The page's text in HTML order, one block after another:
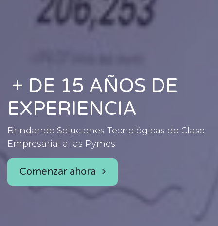
+ DE 15 AÑOS DE
EXPERIENCIA
Brindando Soluciones Tecnológicas de Clase
Empresarial a las Pymes
Comenzar ahora